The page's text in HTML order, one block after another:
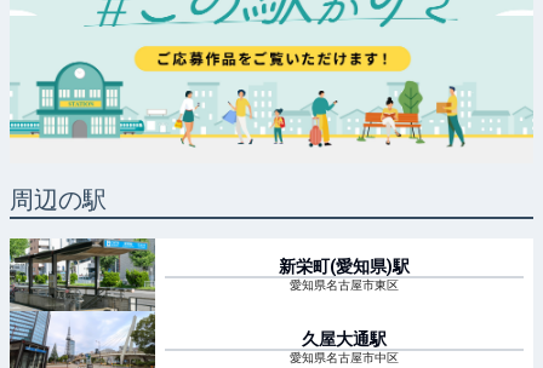
周辺の駅
新栄町(愛知県)駅
愛知県名古屋市東区
久屋大通駅
愛知県名古屋市中区